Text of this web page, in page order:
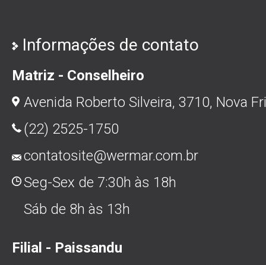
Informações de contato
Matriz - Conselheiro
Avenida Roberto Silveira, 3710, Nova
(22) 2525-1750
contatosite@wermar.com.br
Seg-Sex de 7:30h às 18h
Sáb de 8h às 13h
Filial - Paissandu